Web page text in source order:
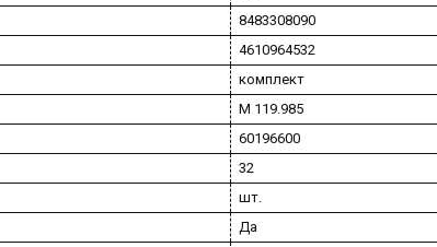
8483308090
4610964532
комплект
M 119.985
60196600
32
шт.
Да